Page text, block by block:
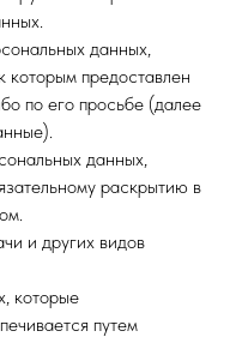
данных,
которым предоставлен
по его просьбе (далее
данных,
раскрытию в
и других видов
которые
путем